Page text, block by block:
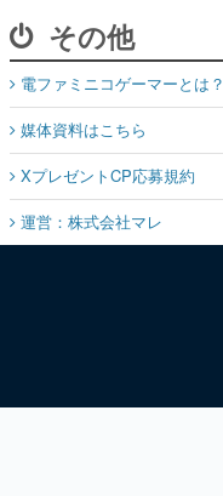
その他
電ファミニコゲーマーとは？
媒体資料はこちら
XプレゼントCP応募規約
運営：株式会社マレ